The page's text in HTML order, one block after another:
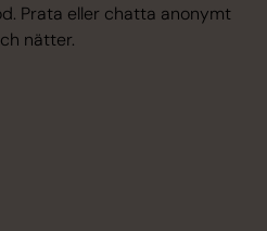
Prata eller chatta anonymt
nätter.